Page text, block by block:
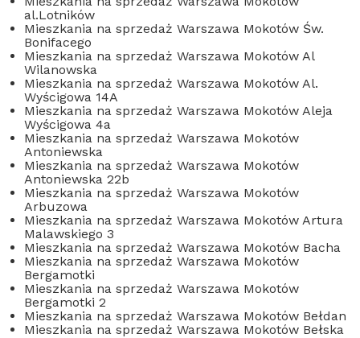
al.Lotników
Mieszkania na sprzedaż Warszawa Mokotów Św.
Bonifacego
Mieszkania na sprzedaż Warszawa Mokotów Al
Wilanowska
Mieszkania na sprzedaż Warszawa Mokotów Al.
Wyścigowa 14A
Mieszkania na sprzedaż Warszawa Mokotów Aleja
Wyścigowa 4a
Mieszkania na sprzedaż Warszawa Mokotów
Antoniewska
Mieszkania na sprzedaż Warszawa Mokotów
Antoniewska 22b
Mieszkania na sprzedaż Warszawa Mokotów
Arbuzowa
Mieszkania na sprzedaż Warszawa Mokotów Artura
Malawskiego 3
Mieszkania na sprzedaż Warszawa Mokotów Bacha
Mieszkania na sprzedaż Warszawa Mokotów
Bergamotki
Mieszkania na sprzedaż Warszawa Mokotów
Bergamotki 2
Mieszkania na sprzedaż Warszawa Mokotów Bełdan
Mieszkania na sprzedaż Warszawa Mokotów Bełska